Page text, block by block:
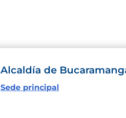
Alcaldía de
Sede principal